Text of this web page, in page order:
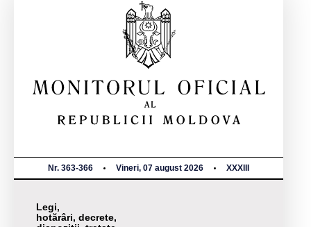
Nr. 363-366 Vineri, 07 august 2026 XXXIII
Legi,
hotărâri, decrete,